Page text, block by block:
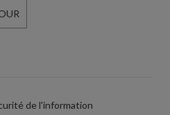
de l'information